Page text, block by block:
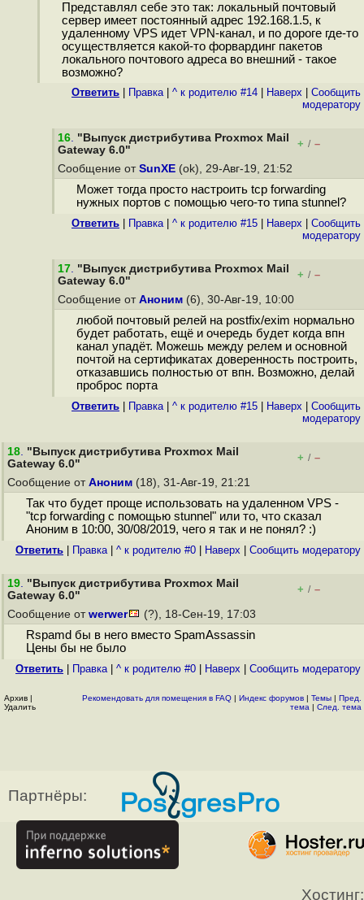
Представлял себе это так: локальный почтовый
сервер имеет постоянный адрес 192.168.1.5, к
удаленному VPS идет VPN-канал, и по дороге где-то
осуществляется какой-то форвардинг пакетов
локального почтового адреса во внешний - такое
возможно?
Ответить Правка| ^ к родителю #14 Наверх
Cообщить
модератору
16. "Выпуск дистрибутива Proxmox Mail
Gateway 6.0"
+ / –
Сообщение от SunXE (ok), 29-Авг-19, 21:52
Может тогда просто настроить tcp forwarding
нужных портов с помощью чего-то типа stunnel?
Ответить Правка| ^ к родителю #15 Наверх
Cообщить
модератору
17. "Выпуск дистрибутива Proxmox Mail
Gateway 6.0"
+ / –
Сообщение от Аноним (6), 30-Авг-19, 10:00
любой почтовый релей на postfix/exim нормально
будет работать, ещё и очередь будет когда впн
канал упадёт. Можешь между релем и основной
почтой на сертификатах доверенность построить,
отказавшись полностью от впн. Возможно, делай
проброс порта
Ответить Правка| ^ к родителю #15 Наверх
Cообщить
модератору
18. "Выпуск дистрибутива Proxmox Mail
Gateway 6.0"
+ / –
Сообщение от Аноним (18), 31-Авг-19, 21:21
Так что будет проще использовать на удаленном VPS -
"tcp forwarding с помощью stunnel" или то, что сказал
Аноним в 10:00, 30/08/2019, чего я так и не понял? :)
Ответить Правка| ^ к родителю #0 Наверх Cообщить модератору
19. "Выпуск дистрибутива Proxmox Mail
Gateway 6.0"
+ / –
Сообщение от werwer (?), 18-Сен-19, 17:03
Rspamd бы в него вместо SpamAssassin
Цены бы не было
Ответить Правка| ^ к родителю #0 Наверх Cообщить модератору
Архив |
Удалить
Рекомендовать для помещения в FAQ | Индекс форумов | Темы | Пред.
тема | След. тема
Партнёры:
Хостинг: